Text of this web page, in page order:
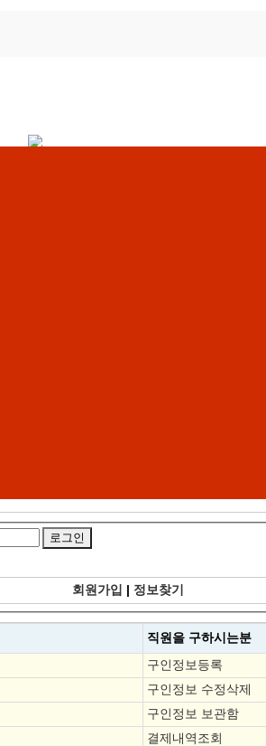
회원가입 | 정보찾기
직원을 구하시는분
구인정보등록
구인정보 수정삭제
구인정보 보관함
결제내역조회